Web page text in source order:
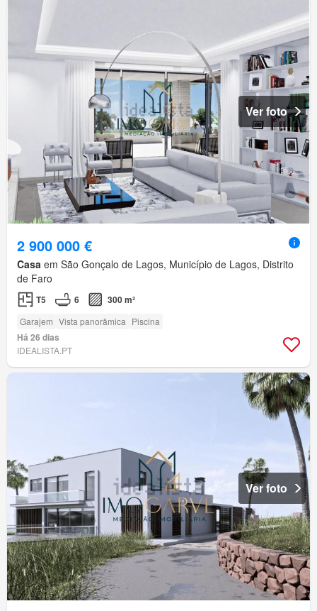
Ver foto
2 900 000 €
Casa em São Gonçalo de Lagos, Município de Lagos, Distrito
de Faro
T5 6 300 m²
Garajem Vista panorâmica Piscina
Há 26 dias
IDEALISTA.PT
Ver foto